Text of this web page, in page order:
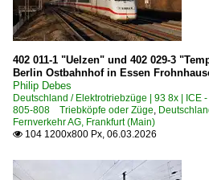
6 152 BR 152 ·ES 64 F·
6 182 BR 182 ·ES 64 U2·
6 182 BR 182 ·ES 64 U2·
6 185 BR 185 ·Traxx
6 186 BR 186 ·Traxx
6 193 BR 193 ·Vectron AC/
E-Loks | konventionell
402 011-1 "Uelzen" und 402 029-3
Berlin Ostbahnhof in Essen
Philip Debes
Deutschland / Elektrotriebzüge | 93 8x | ICE
805-808 Triebköpfe oder Züge,
Fernverkehr AG, Frankfurt (Main)
 104 1200x800 Px, 06.03.2026